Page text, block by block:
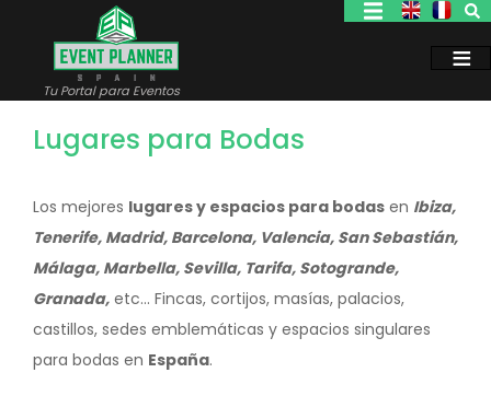
contenido
Tu Portal para Eventos
Lugares para Bodas
Los mejores lugares y espacios para bodas en Ibiza,
Tenerife, Madrid, Barcelona, Valencia, San Sebastián,
Málaga, Marbella, Sevilla, Tarifa, Sotogrande,
Granada, etc… Fincas, cortijos, masías, palacios,
castillos, sedes emblemáticas y espacios singulares
para bodas en España.